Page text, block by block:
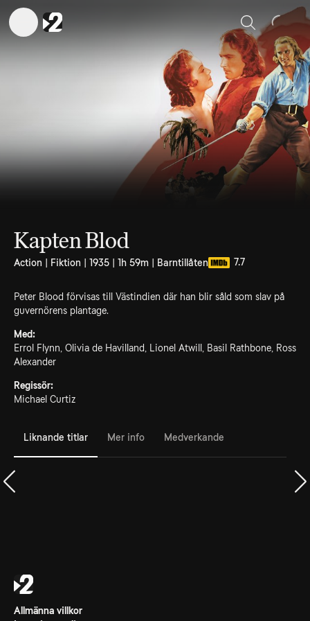
Sök
Kapten Blod
Action | Fiktion | 1935 | 1h 59m | Barntillåten 7.7
Peter Blood förvisas till Västindien där han blir såld som slav på
guvernörens plantage.
Med:
Errol Flynn, Olivia de Havilland, Lionel Atwill, Basil Rathbone, Ross
Alexander
Regissör:
Michael Curtiz
Liknande titlar Mer info Medverkande
Allmänna villkor